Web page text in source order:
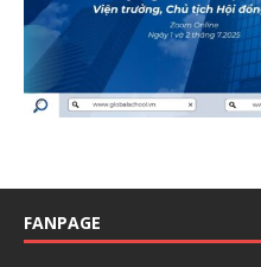
FANPAGE